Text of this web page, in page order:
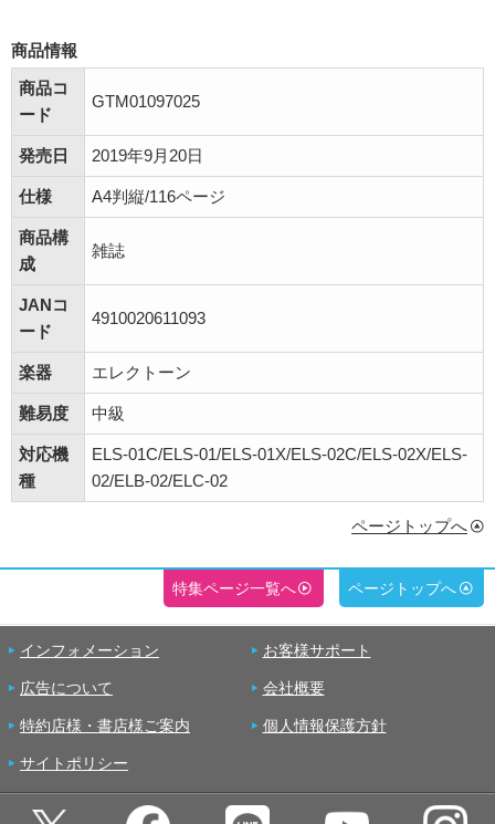
商品情報
商品コ
ード
GTM01097025
発売日 2019年9月20日
仕様 A4判縦/116ページ
商品構
成
雑誌
JANコ
ード
4910020611093
楽器 エレクトーン
難易度 中級
対応機
種
ELS-01C/ELS-01/ELS-01X/ELS-02C/ELS-02X/ELS-
02/ELB-02/ELC-02
ページトップへ
特集ページ一覧へ ページトップへ
インフォメーション お客様サポート
広告について 会社概要
特約店様・書店様ご案内 個人情報保護方針
サイトポリシー